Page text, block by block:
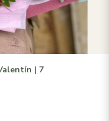
| 7